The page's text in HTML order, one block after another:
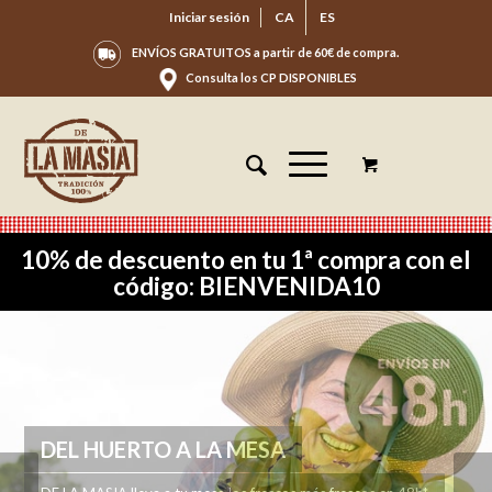
Iniciar sesión CA ES
ENVÍOS GRATUITOS a partir de 60€ de compra.
Consulta los CP DISPONIBLES
10% de descuento en tu 1ª compra con el
código: BIENVENIDA10
ENVÍO GRATUITO DESDE 60€ DE
COMPRA*